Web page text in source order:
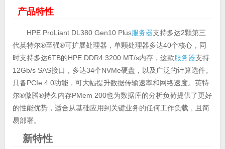
产品特性
HPE ProLiant DL380 Gen10 Plus服务器支持多达2颗第三
代英特尔®至强®可扩展处理器，单颗处理器多达40个核心，同
时支持多达6TB的HPE DDR4 3200 MT/s内存，这款服务器支持
12Gb/s SAS接口，多达34个NVMe硬盘，以及广泛的计算选件。
具备PCIe 4.0功能，可大幅提升数据传输速率和网络速度。英特
尔®傲腾®持久内存PMem 200也为数据库的分析负荷提供了更好
的性能优势，适合从基础应用到关键业务的任何工作负载，且简
易部署。
新特性